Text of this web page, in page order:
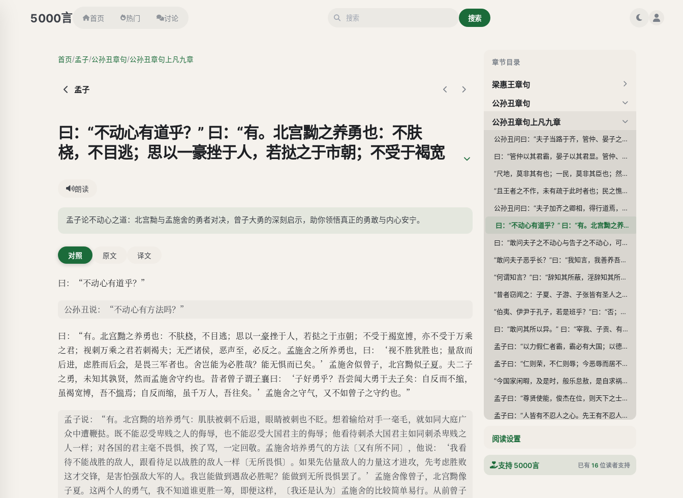
5000言 首页 热门 讨论 搜索
首页/孟子/公孙丑章句/公孙丑章句上凡九章
孟子
曰：“不动心有道乎？” 曰：“有。北宫黝之养勇也：不肤
桡，不目逃；思以一豪挫于人，若挞之于市朝；不受于褐宽
侯，恶声至，必反之。孟施舍之所养勇也，曰：‘视不胜犹胜
也；量敌而后进，虑胜而后会，是畏三军者也。舍岂能为必
子之勇，未知其孰贤，然而孟施舍守约也。昔者曾子谓子襄
博，吾不惴焉；自反而缩，虽千万人，吾往矣。’孟施舍之守
气，又不如曾子之守约也。”
朗读
孟子论不动心之道：北宫黝与孟施舍的勇者对决，曾子大勇的深刻启示，助你领悟真正的勇敢与内心安宁。
对照 原文 译文
曰：“不动心有道乎？”
公孙丑说：“不动心有方法吗？”
曰：“有。北宫黝之养勇也：不肤桡，不目逃；思以一豪挫于人，若挞之于市朝；不受于褐宽博，亦不受于万乘
之君；视刺万乘之君若刺褐夫；无严诸侯，恶声至，必反之。 孟施舍之所养勇也，曰：‘视不胜犹胜也；量敌而
后进，虑胜而后会，是畏三军者也。舍岂能为必胜哉？能无惧而已矣。’孟施舍似曾子，北宫黝似子夏。夫二子
之勇，未知其孰贤，然而孟施舍守约也。昔者曾子谓子襄曰：‘子好勇乎？吾尝闻大勇于夫子矣：自反而不缩，
虽褐宽博，吾不惴焉；自反而缩，虽千万人，吾往矣。’孟施舍之守气，又不如曾子之守约也。”
孟子说：“有。北宫黝的培养勇气：肌肤被刺不后退，眼睛被刺也不眨。想着输给对手一毫毛，就如同大庭广
众中遭鞭挞。既不能忍受卑贱之人的侮辱，也不能忍受大国君主的侮辱；他看待刺杀大国君主如同刺杀卑贱之
人一样；对各国的君主毫不畏惧，挨了骂，一定回敬。孟施舍培养勇气的方法〔又有所不同〕，他说：‘我看
待不能战胜的敌人，跟看待足以战胜的敌人一样〔无所畏惧〕。如果先估量敌人的力量这才进攻，先考虑胜败
这才交锋，是害怕强敌大军的人。我岂能做到遇敌必胜呢？能做到无所畏惧罢了。’孟施舍像曾子，北宫黝像
子夏。这两个人的勇气，我不知道谁更胜一筹，即便这样，〔我还是认为〕孟施舍的比较简单易行。从前曾子
章节目录
梁惠王章句
公孙丑章句
公孙丑章句上凡九章
公孙丑问曰：“夫子当路于齐，管仲、晏子之功，可复许乎？” 孟子曰：“子诚齐人也，知管仲、晏子而已矣。或问乎曾西曰：‘吾子与子路孰贤？’曾西蹴然曰：‘吾先子之所畏也。’曰：‘然则吾子与管仲孰贤？’曾西艴然不悦，曰：‘尔何曾比予于管仲？管仲得君如彼其专也，行乎国政如彼其久也，功烈如彼其卑也；尔何曾比予于是？’” 曰：“管仲，曾西之所不为也，而子为我愿之乎？”
曰：“管仲以其君霸，晏子以其君显。管仲、晏子犹不足为与？”曰：“以齐王，由反手也。” 曰：“若是，则弟子之惑滋甚。且以文王之德，百年而后崩，犹未洽于天下；武王、周公继之，然后大行。今言王若易然，则文王不足法与？” 曰：“文王何可当也？由汤至于武丁，贤圣之君六七作，天下归殷久矣，久则难变也。武丁朝诸侯，有天下，犹运之掌也。纣之去武丁未久也，其故家遗俗，流风善政，犹有存者；又有微子、微仲、王子比干、箕子、胶鬲——皆贤人也——相与辅相之，故久而后失之也。”
“尺地，莫非其有也；一民，莫非其臣也；然而文王犹方百里起，是以难也。齐人有言曰：‘虽有智慧，不如乘势；虽有镃基，不如待时。’今时则易然也：夏后、殷、周之盛，地未有过千里者也，而齐有其地矣；鸡鸣狗吠相闻，而达乎四境，而齐有其民矣。地不改辟矣，民不改聚矣，行仁政而王，莫之能御也。”
“且王者之不作，未有疏于此时者也；民之憔悴于虐政，未有甚于此时者也。饥者易为食，渴者易为饮。孔子曰：‘德之流行，速于置邮而传命。’当今之时，万乘之国行仁政，民之悦之，犹解倒悬也。故事半古之人，功必倍之，惟此时为然。”
公孙丑问曰：“夫子加齐之卿相，得行道焉，虽由此霸王，不异矣。如此，则动心否乎？”孟子曰：“否；我四十不动心。” 曰：“若是，则夫子过孟贲远矣。”曰：“是不难，告子先我不动心。”
曰：“不动心有道乎？” 曰：“有。北宫黝之养勇也：不肤桡，不目逃；思以一豪挫于人，若挞之于市朝；不受于褐宽博，亦不受于万乘之君；视刺万乘之君若刺褐夫；无严诸侯，恶声至，必反之。孟施舍之所养勇也，曰：‘视不胜犹胜也；量敌而后进，虑胜而后会，是畏三军者也。舍岂能为必胜哉？能无惧而已矣。’孟施舍似曾子，北宫黝似子夏。夫二子之勇，未知其孰贤，然而孟施舍守约也。昔者曾子谓子襄曰：‘子好勇乎？吾尝闻大勇于夫子矣：自反而不缩，虽褐宽博，吾不惴焉；自反而缩，虽千万人，吾往矣。’孟施舍之守气，又不如曾子之守约也。”
曰：“敢问夫子之不动心与告子之不动心，可得闻与？” “告子曰：‘不得于言，勿求于心；不得于心，勿求于气。’不得于心，勿求于气，可；不得于言，勿求于心，不可。夫志，气之帅也；气，体之充也。夫志至焉，气次焉；故曰：‘持其志，无暴其气。’” “既曰：‘志至焉，气次焉。’又曰：‘持其志，无暴其气。’何也？”曰：“志壹则动气，气壹则动志也。今夫蹶者趋者，是气也，而反动其心。”
“敢问夫子恶乎长？”曰：“我知言，我善养吾浩然之气。”“敢问何谓浩然之气？” 曰：“难言也。其为气也，至大至刚，以直养而无害，则塞于天地之间。其为气也，配义与道；无是，馁也。是集义所生者，非义袭而取之也。行有不慊于心，则馁矣。我故曰，告子未尝知义，以其外之也。必有事焉，而勿正；心勿忘，勿助长也，无若宋人然。宋人有闵其苗之不长而揠之者，芒芒然归，谓其人曰：‘今日病矣！予助苗长矣！’其子趋而往视之，苗则槁矣。天下之不助苗长者寡矣。以为无益而舍之者，不耘苗者也；助之长者，揠苗者也——非徒无益，而又害之。”
“何谓知言？”曰：“辞知其所蔽，淫辞知其所陷，邪辞知其所离，遁辞知其所穷——生于其心，害于其政；发于其政，害于其事。圣人复起，必从吾言矣。” “宰我、子贡善为说辞，冉牛、闵子、颜渊善言德行。孔子兼之，曰：‘我于辞命，则不能也。’然则夫子既圣矣乎？” 曰：“恶！是何言也？昔者子贡问于孔子曰：‘夫子圣矣乎？’孔子曰：‘圣则吾不能，我学不厌而教不倦也。’子贡曰：‘学不厌，智也；教不倦，仁也。仁且智，夫子既圣矣。’夫圣，孔子不居——是何言也？”
“昔者窃闻之：子夏、子游、子张皆有圣人之一体，冉牛、闵子、颜渊则具体而微，敢问所安？” 曰：“姑舍是。” 曰：“伯夷、伊尹何如？” 曰：“不同道。非其君不事，非其民不使；治则进，乱则退，伯夷也。何事非君，何使非民；治亦进，乱亦进，伊尹也。可以仕则仕，可以止则止，可以久则久，可以速则速，孔子也。皆古圣人也，吾未能有行焉；乃所愿，则学孔子也。”
“伯夷、伊尹于孔子，若是班乎？”曰：“否；自有生民以来，未有孔子也。” 曰：“然则有同与？”曰：“有。得百里之地而君之，皆能以朝诸侯，有天下；行一不义，杀一不辜，而得天下，皆不为也。是则同。”
曰：“敢问其所以异。” 曰：“宰我、子贡、有若，智足以知圣人，污不至阿其所好。宰我曰：‘以予观于夫子，贤于尧、舜远矣。’子贡曰：‘见其礼而知其政，闻其乐而知其德，由百世之后，等百世之王，莫之能违也。自生民以来，未有夫子也。’有若曰：‘岂惟民哉？麒麟之于走兽，凤凰之于飞鸟，太山之于丘垤，河海之于行潦，类也。圣人之于民，亦类也。出于其类，拔乎其萃——自生民以来，未有盛于孔子也。’”
孟子曰：“以力假仁者霸，霸必有大国；以德行仁者王，王不待大——汤以七十里，文王以百里。以力服人者，非心服也，力不赡也；以德服人者，中心悦而诚服也，如七十子之服孔子也。《诗》云：‘自西自东，自南自北，无思不服。’此之谓也。”
孟子曰：“仁则荣，不仁则辱；今恶辱而居不仁，是犹恶湿而居下也。如恶之，莫如贵德而尊士，贤者在位，能者在职；国家闲暇，及是时，明其政刑。虽大国，必畏之矣。《诗》云：‘迨天之未阴雨,彻彼桑土,绸缪牖户。今此下民，或敢侮予？’孔子曰：‘为此诗者，其知道乎！能治其国家，谁敢侮之？’
“今国家闲暇，及是时，般乐怠敖，是自求祸也。祸福无不自己求之者。《诗》云：‘永言配命，自求多福。’《太甲》曰：‘天作孽，犹可违；自作孽，不可活。’此之谓也。”
孟子曰：“尊贤使能，俊杰在位，则天下之士皆悦，而愿立于其朝矣；市，廛而不征，法而不廛，则天下之商皆悦，而愿藏于其市矣；关，讥而不征，则天下之旅皆悦，而愿出于其路矣；耕者，助而不税，则天下之农皆悦，而愿耕于其野矣；廛，无夫里之布，则天下之民皆悦，而愿为之氓矣。信能行此五者，则邻国之民仰之若父母矣。率其子弟，攻其父母，自生民以来未有能济者也。如此，则无敌于天下。无敌于天下者，天吏也。然而不王者，未之有也。”
孟子曰：“人皆有不忍人之心。先王有不忍人之心，斯有不忍人之政矣。以不忍人之心，行不忍人之政，治天下可运之掌上。所以谓人皆有不忍人之心者，今人乍见孺子将入于井，皆有怵惕恻隐之心——非所以内交于孺子之父母也，非所以要誉于乡党朋友也，非恶其声而然也。由是观之，无恻隐之心，非人也；无羞恶之心，非人也；无辞让之心，非人也；无是非之心，非人也。恻隐之心，仁之端也；羞恶之心，义之端也；辞让之心，礼之端也；是非之心，智之端也。人之有是四端也，犹其有四体也。有是四端而自谓不能者，自贼者也；谓其君不能者，贼其君者也。凡有四端于我者，知皆扩而充之矣，若火之始然，泉之始达。苟能充之，足以保四海；苟不充之，不足以事父母。”
孟子曰：“伯夷，非其君，不事；非其友，不友。不立于恶人之朝，不与恶人言；立于恶人之朝，与恶人言，如以朝衣朝冠坐于涂炭。推恶恶之心，思与乡人立，其冠不正，望望然去之，若将浼焉。是故诸侯虽有善其辞命而至者，不受也。不受也者，是亦不屑就已。柳下惠不羞污君，不卑小官；进不隐贤，必以其道；遗佚而不怨，厄穷而不悯。故曰：‘尔为尔，我为我，虽袒裼裸裎于我侧，尔焉能浼我哉？’故由由然与之偕而不自失焉，援而止之而止。援而止之而止者，是亦不屑去已。”孟子曰：“伯夷隘，柳下惠不恭。隘与不恭，君子不由也。”
阅读设置
支持 5000言 已有 16 位读者支持